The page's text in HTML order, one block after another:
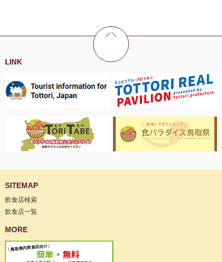
LINK
SITEMAP
飲食店検索
飲食店一覧
MORE